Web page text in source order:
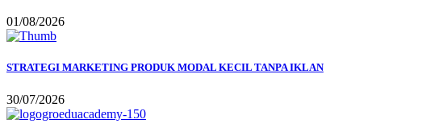
01/08/2026
STRATEGI MARKETING PRODUK MODAL KECIL TANPA IKLAN
30/07/2026